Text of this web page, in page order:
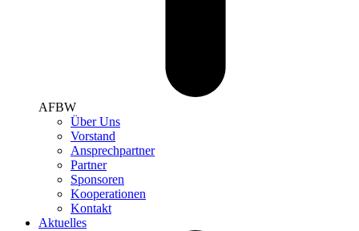
AFBW
Über Uns
Vorstand
Ansprechpartner
Partner
Sponsoren
Kooperationen
Kontakt
Aktuelles